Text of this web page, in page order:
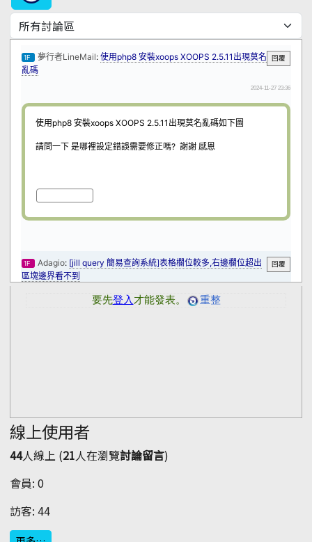
線上使用者
44人線上 (21人在瀏覽討論留言)
會員: 0
訪客: 44